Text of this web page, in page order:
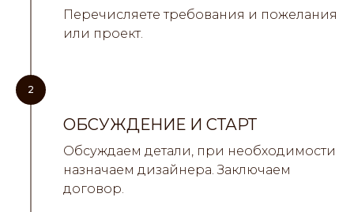
Перечисляете требования и пожелания
или проект.
2
ОБСУЖДЕНИЕ И СТАРТ
Обсуждаем детали, при необходимости
назначаем дизайнера. Заключаем
договор.